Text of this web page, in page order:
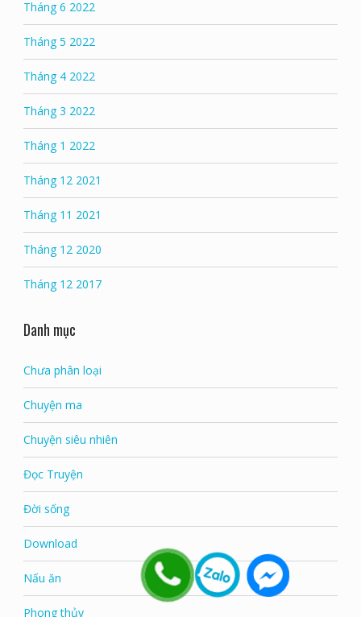
Tháng 6 2022
Tháng 5 2022
Tháng 4 2022
Tháng 3 2022
Tháng 1 2022
Tháng 12 2021
Tháng 11 2021
Tháng 12 2020
Tháng 12 2017
Danh mục
Chưa phân loại
Chuyện ma
Chuyện siêu nhiên
Đọc Truyện
Đời sống
Download
Nấu ăn
Phong thủy